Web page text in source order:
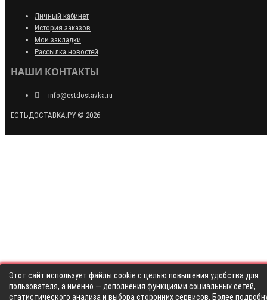
Личный кабинет
История заказов
Мои закладки
Рассылка новостей
НАШИ КОНТАКТЫ
info@estdostavka.ru
ЕСТЬДОСТАВКА.РУ © 2026
Этот сайт использует файлы cookie с целью повышения удобства для
пользователя, а именно — дополнения функциями социальных сетей,
статистического анализа и выбора сторонних сервисов. Более